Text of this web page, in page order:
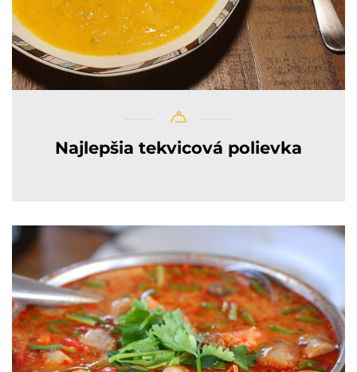
Najlepšia tekvicová polievka